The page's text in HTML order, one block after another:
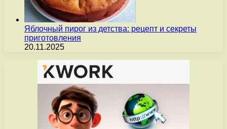
Яблочный пирог из детства: рецепт и секреты
приготовления
20.11.2025